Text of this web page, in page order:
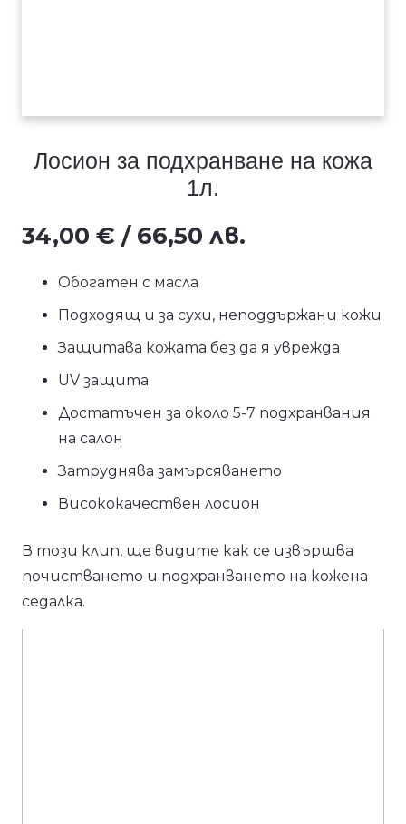
Лосион за подхранване на кожа
1л.
34,00 € / 66,50 лв.
Обогатен с масла
Подходящ и за сухи, неподдържани кожи
Защитава кожата без да я уврежда
UV защита
Достатъчен за около 5-7 подхранвания
на салон
Затруднява замърсяването
Висококачествен лосион
В този клип, ще видите как се извършва
почистването и подхранването на кожена
седалка.